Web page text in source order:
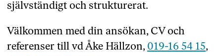
självständigt och strukturerat.
Välkommen med din ansökan, CV och
referenser till vd Åke Hällzon, 019-16 54 15,